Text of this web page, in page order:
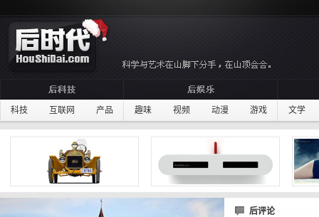
科技 互联网 产品 趣味 视频 动漫 游戏 文学
后评论